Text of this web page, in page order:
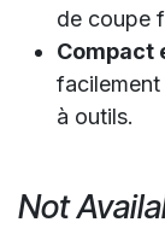
de coupe
Compact
à outils.
Not